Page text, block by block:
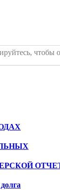
чтобы